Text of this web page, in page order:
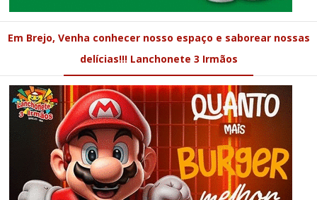
Em Brejo, Venha conhecer nosso espaço e saborear nossas
delícias!!! Lanchonete 3 Irmãos